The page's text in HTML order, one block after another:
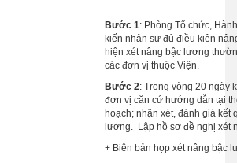
Bước 1: Phòng Tổ chức,
kiến nhân sự đủ điều kiện
hiện xét nâng bậc lương
các đơn vị thuộc Viện.
Bước 2: Trong vòng 20 ngày
đơn vị căn cứ hướng dẫn tại
hoạch; nhận xét, đánh giá
lương. Lập hồ sơ đề nghị xét
+ Biên bản họp xét nâng bậc